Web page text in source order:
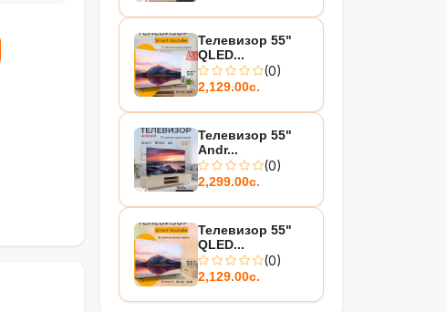
Телевизор 55"
QLED...
(0)
2,129.00с.
Телевизор 55"
Andr...
(0)
2,299.00с.
Телевизор 55"
QLED...
(0)
2,129.00с.